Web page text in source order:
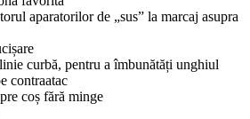
aparatorilor de „sus” la marcaj asupra
curbă, pentru a îmbunătăți unghiul
contraatac
coș fără minge